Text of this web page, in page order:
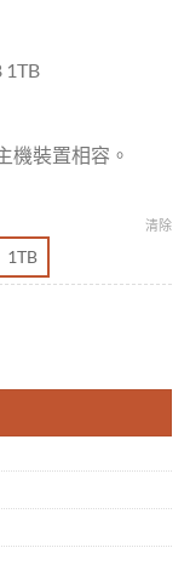
1TB
機裝置相容。
1TB
清除